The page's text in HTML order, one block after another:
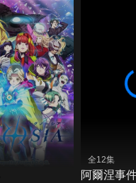
全12集
阿爾涅事